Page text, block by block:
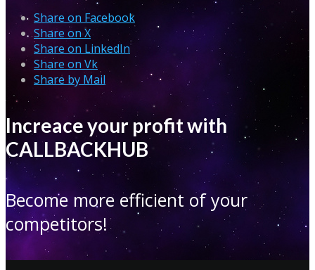
Share on Facebook
Share on X
Share on LinkedIn
Share on Vk
Share by Mail
Increace your profit with
CALLBACKHUB
Become more efficient of your
competitors!